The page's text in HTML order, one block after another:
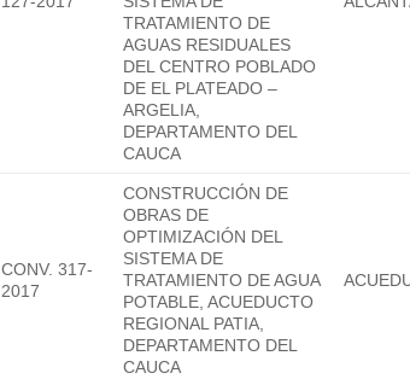
TRATAMIENTO DE
AGUAS RESIDUALES
DEL CENTRO POBLADO
DE EL PLATEADO –
ARGELIA,
DEPARTAMENTO DEL
CAUCA
CONV. 317-
2017
CONSTRUCCIÓN DE
OBRAS DE
OPTIMIZACIÓN DEL
SISTEMA DE
TRATAMIENTO DE AGUA
POTABLE, ACUEDUCTO
REGIONAL PATIA,
DEPARTAMENTO DEL
CAUCA